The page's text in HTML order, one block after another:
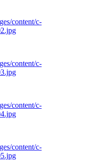
content/c-
content/c-
content/c-
content/c-